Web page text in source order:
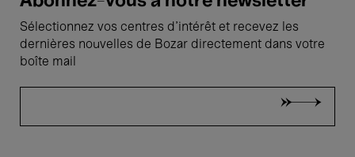
Sélectionnez vos centres d'intérêt et recevez les
dernières nouvelles de Bozar directement dans votre
boîte mail